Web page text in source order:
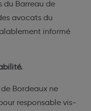
du Barreau de
avocats du
informé
Bordeaux ne
responsable vis-